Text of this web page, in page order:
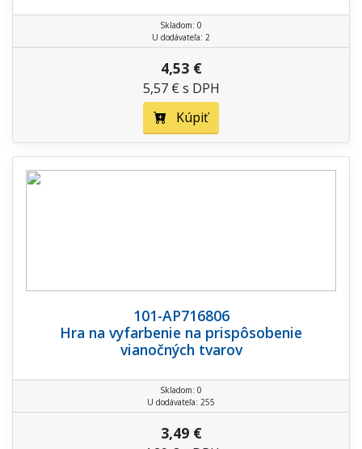
Skladom: 0
U dodávateľa: 2
4,53 €
5,57 € s DPH
Kúpiť
101-AP716806
Hra na vyfarbenie na prispôsobenie
vianočných tvarov
Skladom: 0
U dodávateľa: 255
3,49 €